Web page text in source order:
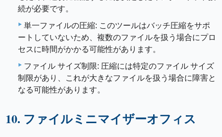
続が必要です。
単一ファイルの圧縮: このツールはバッチ圧縮をサポ
ートしていないため、複数のファイルを扱う場合にプロ
セスに時間がかかる可能性があります。
ファイル サイズ制限: 圧縮には特定のファイル サイズ
制限があり、これが大きなファイルを扱う場合に障害と
なる可能性があります。
10. ファイルミニマイザーオフィス